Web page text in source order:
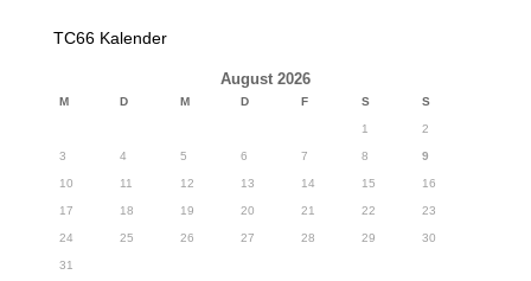
TC66 Kalender
August 2026
M D M D F S S
1 2
3 4 5 6 7 8 9
10 11 12 13 14 15 16
17 18 19 20 21 22 23
24 25 26 27 28 29 30
31